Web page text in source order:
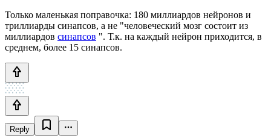
Только маленькая поправочка: 180 миллиардов нейронов и
триллиарды синапсов, а не "человеческий мозг состоит из
миллиардов синапсов ". Т.к. на каждый нейрон приходится, в
среднем, более 15 синапсов.
Reply